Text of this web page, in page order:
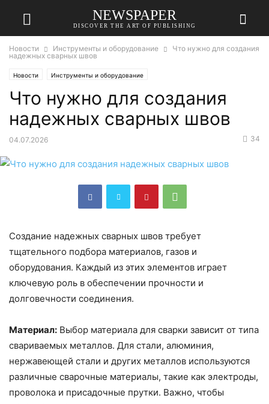
NEWSPAPER
DISCOVER THE ART OF PUBLISHING
Новости Инструменты и оборудование
Что нужно для создания
надежных сварных швов
Новости Инструменты и оборудование
Что нужно для создания
надежных сварных швов
04.07.2026 34
Создание надежных сварных швов требует
тщательного подбора материалов, газов и
оборудования. Каждый из этих элементов играет
ключевую роль в обеспечении прочности и
долговечности соединения.
Материал: Выбор материала для сварки зависит от типа
свариваемых металлов. Для стали, алюминия,
нержавеющей стали и других металлов используются
различные сварочные материалы, такие как электроды,
проволока и присадочные прутки. Важно, чтобы